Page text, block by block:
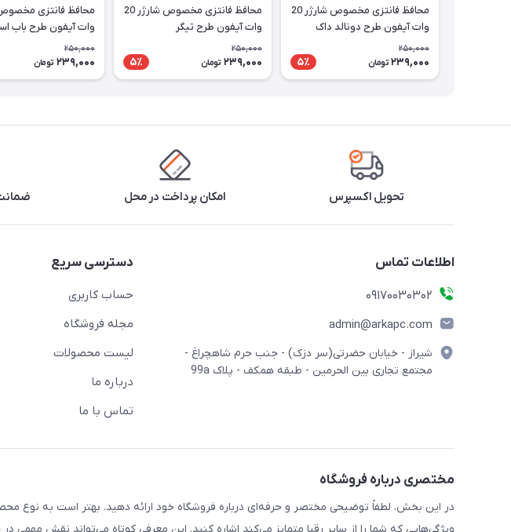
محافظ فانتزی مخصوص شارژر 20
وات آیفون طرح دونالد داک
250,000
239,000 تومان 5٪
محافظ فانتزی مخصوص شارژر 20
وات آیفون طرح تیگر
250,000
239,000 تومان 5٪
وات آیفون طرح باب
250,000
239,000 تومان
تحویل اکسپرس امکان پرداخت در محل
اطلاعات تماس
09170030302
admin@arkapc.com
شیراز - خیابان حضرتی(سر دزک) - جنب حرم شاهچراغ -
مجتمع تجاری بین الحرمین - طبقه همکف - پلاک 99a
دسترسی سریع
حساب کاربری
مجله فروشگاه
لیست محصولات
درباره ما
تماس با ما
مختصری درباره فروشگاه
در این بخش، لطفاً توضیحی مختصر و حرفه‌ای درباره فروشگاه خود ارائه دهید. بهتر است به نوع